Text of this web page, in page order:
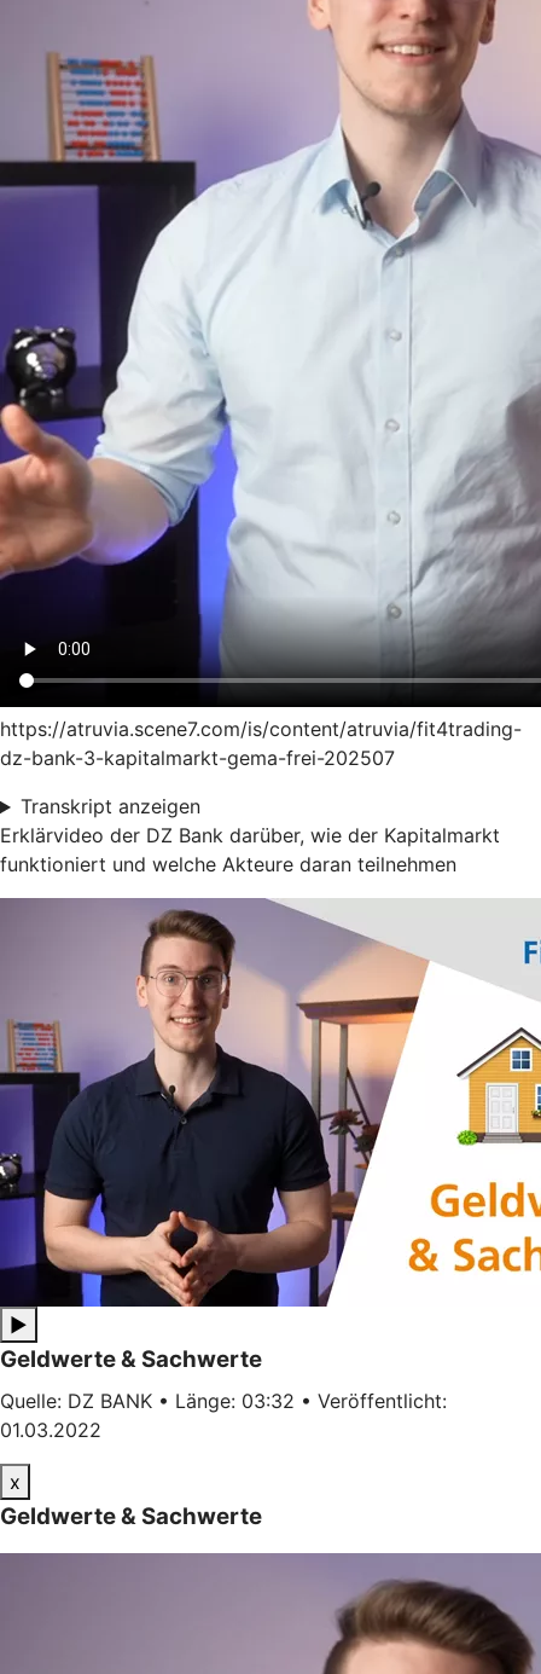
https://atruvia.scene7.com/is/content/atruvia/fit4trading-
dz-bank-3-kapitalmarkt-gema-frei-202507
Transkript anzeigen
Erklärvideo der DZ Bank darüber, wie der Kapitalmarkt
funktioniert und welche Akteure daran teilnehmen
▶
Geldwerte & Sachwerte
Quelle: DZ BANK • Länge: 03:32 • Veröffentlicht:
01.03.2022
x
Geldwerte & Sachwerte